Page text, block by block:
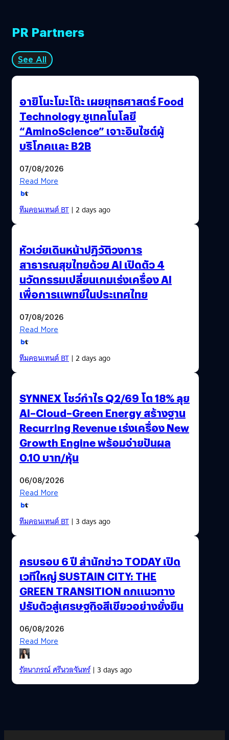
PR Partners
See All
อายิโนะโมะโต๊ะ เผยยุทธศาสตร์ Food
Technology ชูเทคโนโลยี
“AminoScience” เจาะอินไซต์ผู้
บริโภคและ B2B
07/08/2026
Read More
ทีมคอนเทนต์ BT| 2 days ago
หัวเว่ยเดินหน้าปฏิวัติวงการ
สาธารณสุขไทยด้วย AI เปิดตัว 4
นวัตกรรมเปลี่ยนเกมเร่งเครื่อง AI
เพื่อการแพทย์ในประเทศไทย
07/08/2026
Read More
ทีมคอนเทนต์ BT| 2 days ago
SYNNEX โชว์กำไร Q2/69 โต 18% ลุย
AI–Cloud–Green Energy สร้างฐาน
Recurring Revenue เร่งเครื่อง New
Growth Engine พร้อมจ่ายปันผล
0.10 บาท/หุ้น
06/08/2026
Read More
ทีมคอนเทนต์ BT| 3 days ago
ครบรอบ 6 ปี สำนักข่าว TODAY เปิด
เวทีใหญ่ SUSTAIN CITY: THE
GREEN TRANSITION ถกแนวทาง
ปรับตัวสู่เศรษฐกิจสีเขียวอย่างยั่งยืน
06/08/2026
Read More
รัตนาภรณ์ ศรีนวลจันทร์| 3 days ago